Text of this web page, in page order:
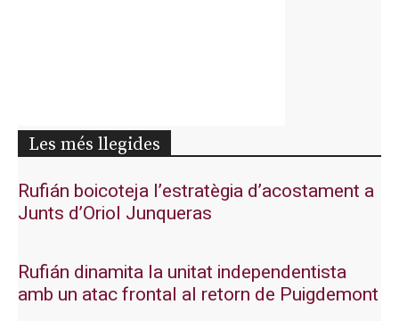
Les més llegides
Rufián boicoteja l’estratègia d’acostament a
Junts d’Oriol Junqueras
Rufián dinamita la unitat independentista
amb un atac frontal al retorn de Puigdemont